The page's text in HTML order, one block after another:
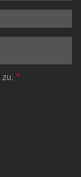
zu. *